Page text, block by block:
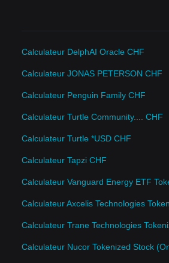
Calculateur DelphAI Oracle CHF
Calculateur JONAS PETERSON CHF
Calculateur Penguin Family CHF
Calculateur Turtle Community.... CHF
Calculateur Turtle *USD CHF
Calculateur Tapzi CHF
Calculateur Nucor Tokenized Stock